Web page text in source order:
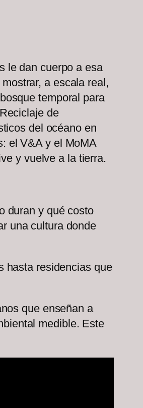
le dan cuerpo a esa
a escala real,
temporal para
de
del océano en
el V&A y el MoMA
y vuelve a la tierra.
duran y qué costo
una cultura donde
hasta residencias que
que enseñan a
medible. Este